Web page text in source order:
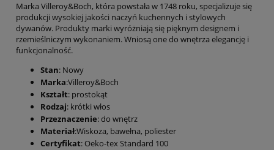
Marka Villeroy&Boch, która powstała w 1748 roku, specjalizuje się
produkcji wysokiej jakości naczyń kuchennych i stylowych
dywanów. Produkty marki wyróżniają się pięknym designem i
rzemieślniczym wykonaniem. Wniosą one do wnętrza elegancję i
funkcjonalność.
Stan: Nowy
Marka:Villeroy&Boch
Kształt: prostokąt
Rodzaj: krótki włos
Przeznaczenie: do wnętrz
Materiał:Wiskoza, bawełna, poliester
Certyfikat: Oeko-tex Standard 100